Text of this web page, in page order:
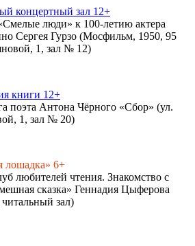
концертный зал 12+
люди» к 100-летию актера
Сергея Гурзо (Мосфильм, 1950, 95
1, зал № 12)
книги 12+
поэта Антона Чёрного «Сбор» (ул.
1, зал № 20)
лошадка» 6+
любителей чтения. Знакомство с
сказка» Геннадия Цыферова
зал)